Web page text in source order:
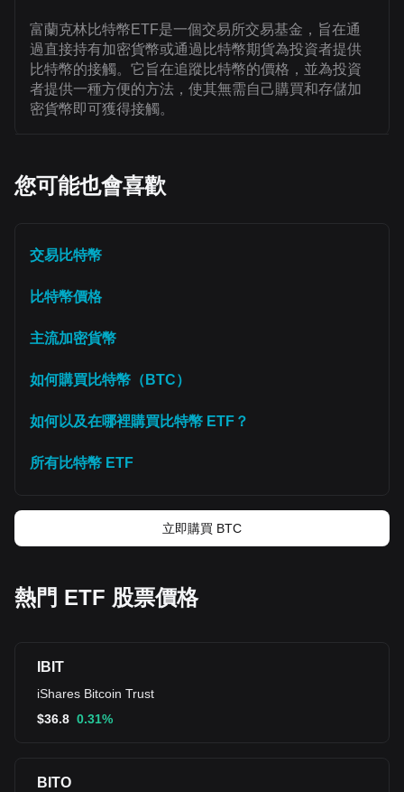
富蘭克林比特幣ETF是一個交易所交易基金，旨在通
過直接持有加密貨幣或通過比特幣期貨為投資者提供
比特幣的接觸。它旨在追蹤比特幣的價格，並為投資
者提供一種方便的方法，使其無需自己購買和存儲加
密貨幣即可獲得接觸。
您可能也會喜歡
交易比特幣
比特幣價格
主流加密貨幣
如何購買比特幣（BTC）
如何以及在哪裡購買比特幣 ETF？
所有比特幣 ETF
立即購買 BTC
熱門 ETF 股票價格
IBIT
iShares Bitcoin Trust
$36.8 0.31%
BITO